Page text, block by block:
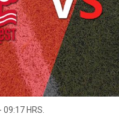
09:17 HRS.